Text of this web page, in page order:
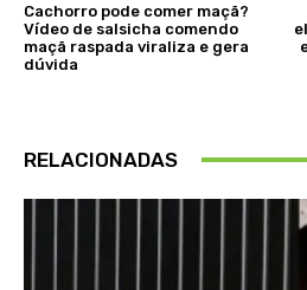
Cachorro pode comer maçã?
Vídeo de salsicha comendo
maçã raspada viraliza e gera
dúvida
RELACIONADAS